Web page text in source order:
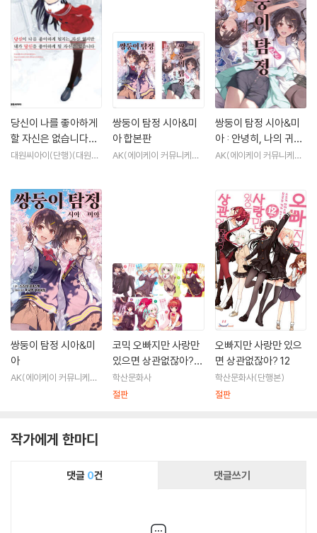
당신이 나를 좋아하게
할 자신은 없습니다만,
내가 당신을 좋아할 자
대원씨아이(단행)(대원키
쌍둥이 탐정 시아&미
아 합본판
AK(에이케이 커뮤니케이
쌍둥이 탐정 시아&미
아 : 안녕히, 나의 귀엽
지 않은 쌍둥이들
AK(에이케이 커뮤니케이
쌍둥이 탐정 시아&미
아
AK(에이케이 커뮤니케이
코믹 오빠지만 사랑만
있으면 상관없잖아? 1
~7 세트
학산문화사
절판
오빠지만 사랑만 있으
면 상관없잖아? 12
학산문화사(단행본)
절판
작가에게 한마디
댓글 0건 댓글쓰기